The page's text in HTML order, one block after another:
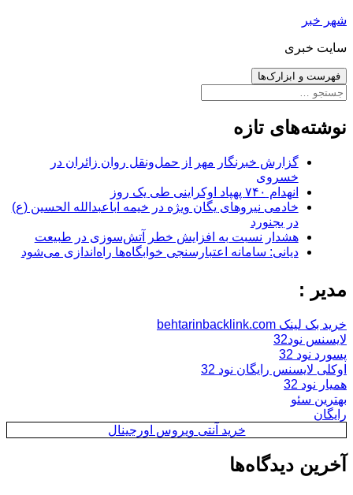
رفتن
نوشته‌ها
شهر خبر
سایت خبری
فهرست و ابزارک‌ها
جستجو
نوشته‌های تازه
گزارش خبرنگار مهر از حمل‌ونقل روان زائران در
خسروی
انهدام ۷۴۰ پهپاد اوکراینی طی یک روز
خادمی نیروهای یگان ویژه در خیمه اباعبدالله الحسین (ع)
در بجنورد
هشدار نسبت به افزایش خطر آتش‌سوزی در طبیعت
دیانی: سامانه اعتبارسنجی خوابگاه‌ها راه‌اندازی می‌شود
مدیر :
خرید بک لینک behtarinbacklink.com
لایسنس نود32
پسورد نود 32
اوکلی لایسنس رایگان نود 32
همیار نود 32
بهترین سئو
رایگان
خرید آنتی ویروس اورجینال
آخرین دیدگاه‌ها